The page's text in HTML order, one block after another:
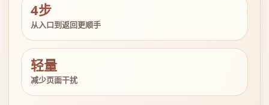
4步
从入口到返回更顺手
轻量
减少页面干扰